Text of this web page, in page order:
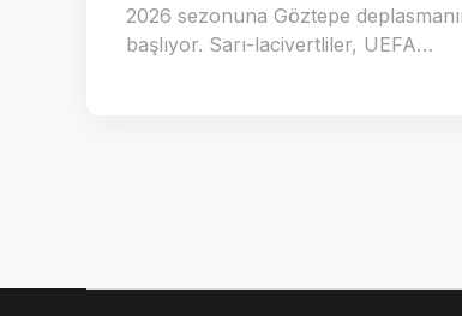
2026 sezonuna Göztepe
başlıyor. Sarı-lacivertliler, UEFA…